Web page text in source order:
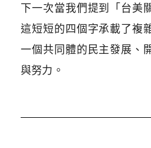
下一次當我們提到「台美
這短短的四個字承載了複
一個共同體的民主發展、
與努力。